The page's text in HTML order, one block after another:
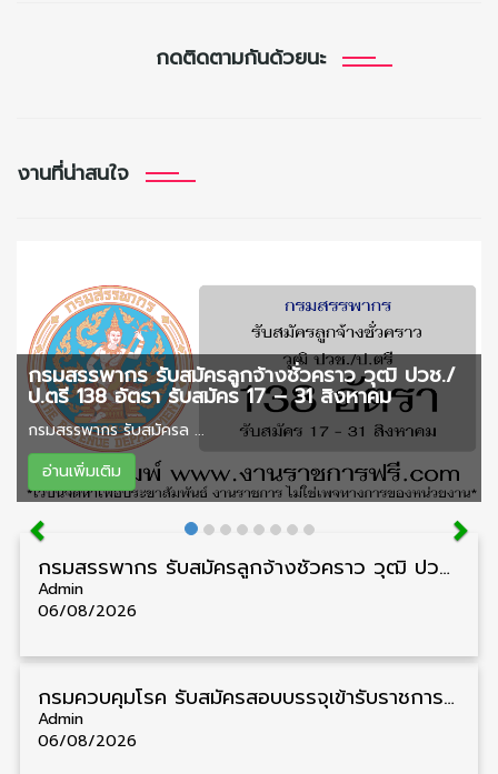
กดติดตามกันด้วยนะ
งานที่น่าสนใจ
กรมสรรพากร รับสมัครลูกจ้างชั่วคราว วุฒิ ปวช./
ป.ตรี 138 อัตรา รับสมัคร 17 – 31 สิงหาคม
กรมสรรพากร รับสมัครล ...
อ่านเพิ่มเติม
กรมสรรพากร รับสมัครลูกจ้างชั่วคราว วุฒิ ปวช./ป.ตรี 138 อัตรา รับสมัคร 17 – 31 สิงหาคม
Admin
06/08/2026
กรมควบคุมโรค รับสมัครสอบบรรจุเข้ารับราชการ วุฒิ ปวส./ป.ตรี 17 อัตรา รับสมัคร 17 สิงหาคม – 4 กันยายน
Admin
06/08/2026